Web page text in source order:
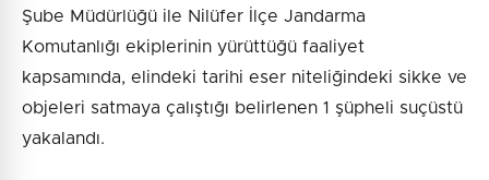
Şube Müdürlüğü ile Nilüfer İlçe Jandarma
Komutanlığı ekiplerinin yürüttüğü faaliyet
kapsamında, elindeki tarihi eser niteliğindeki sikke ve
objeleri satmaya çalıştığı belirlenen 1 şüpheli suçüstü
yakalandı.